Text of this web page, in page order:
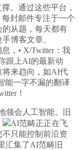
。通过这些平台，
封邮件专注于一个
从题，每天都有
博客文章、
，• X/Twitter：我
跟上AI的最新动
将来趋向，如AI代
能一字不漏的翻译
！
会人工智能。旧
AI范畴正正在飞
只能控制前沿资
汇集了AI范畴旧